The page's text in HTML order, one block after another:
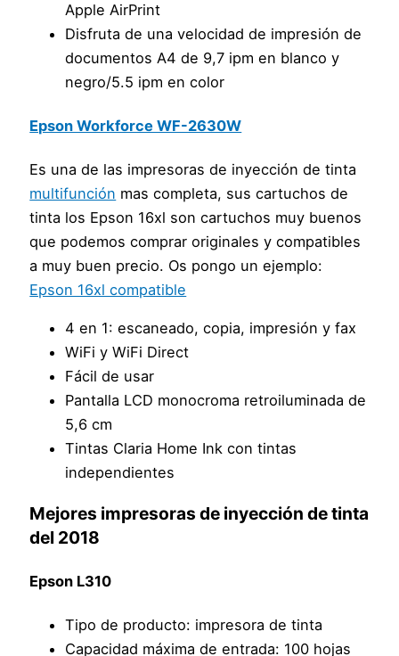
Apple AirPrint
Disfruta de una velocidad de impresión de
documentos A4 de 9,7 ipm en blanco y
negro/5.5 ipm en color
Epson Workforce WF-2630W
Es una de las impresoras de inyección de tinta
multifunción mas completa, sus cartuchos de
tinta los Epson 16xl son cartuchos muy buenos
que podemos comprar originales y compatibles
a muy buen precio. Os pongo un ejemplo:
Epson 16xl compatible
4 en 1: escaneado, copia, impresión y fax
WiFi y WiFi Direct
Fácil de usar
Pantalla LCD monocroma retroiluminada de
5,6 cm
Tintas Claria Home Ink con tintas
independientes
Mejores impresoras de inyección de tinta
del 2018
Epson L310
Tipo de producto: impresora de tinta
Capacidad máxima de entrada: 100 hojas